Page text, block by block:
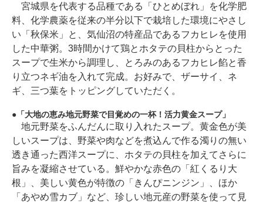
宮城県を代表する品種である「ひとめぼれ」を化学肥
料、化学農薬を従来の半分以下で栽培した環境にやさし
い「秋保米」と、気仙沼の特産品であるフカヒレを使用
した中華粥。3時間かけて鶏とホタテの貝柱からとった
スープで生米から調理し、とろみのあるフカヒレ餡と香
り立つネギ油を入れて完成。お好みで、ザーサイ、ネ
ギ、三つ葉をトッピングしていただく。
「大地の恵み地元野菜で目覚めの一杯！活力黄金スープ」
地元野菜をふんだんに取り入れたスープ。黄金色が美
しいスープは、野菜や肉などを煮込んで作る濁りの無い
透き通った西洋スープに、ホタテの貝柱を加えてさらに
旨みを凝縮させている。鮮やかな赤色の「紅くるり大
根」、美しい黄色が特徴の「きんぴニンジン」、ほか
「あやめ雪カブ」など、珍しい地元産の野菜を使って見